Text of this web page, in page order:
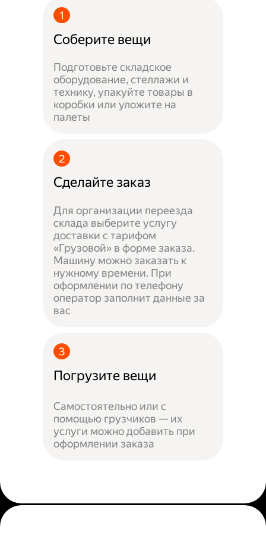
Соберите вещи
Подготовьте складское
оборудование, стеллажи и
технику, упакуйте товары в
коробки или уложите на
палеты
Сделайте заказ
Для организации переезда
склада выберите услугу
доставки с тарифом
«Грузовой» в форме заказа.
Машину можно заказать к
нужному времени. При
оформлении по телефону
оператор заполнит данные за
вас
Погрузите вещи
Самостоятельно или с
помощью грузчиков — их
услуги можно добавить при
оформлении заказа